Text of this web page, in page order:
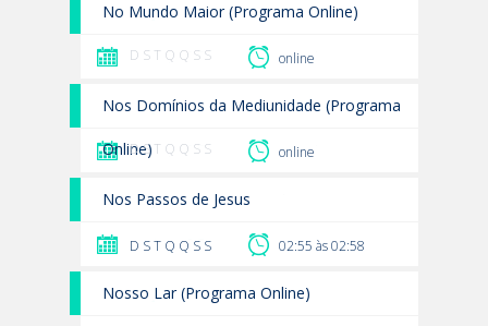
No Mundo Maior (Programa Online)
D S T Q Q S S online
Nos Domínios da Mediunidade (Programa
Online)D S T Q Q S S online
Nos Passos de Jesus
D ST Q Q S S 02:55 às 02:58
Nosso Lar (Programa Online)